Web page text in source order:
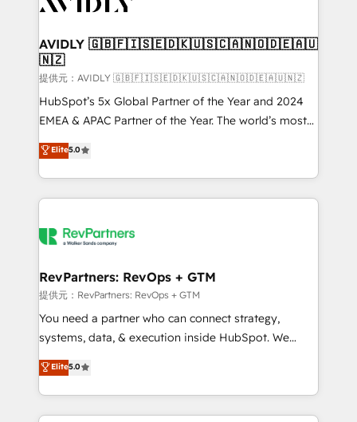
AVIDLY 🇬🇧🇫🇮🇸🇪🇩🇰🇺🇸🇨🇦🇳🇴🇩🇪🇦🇺
🇳🇿
提供元：AVIDLY 🇬🇧🇫🇮🇸🇪🇩🇰🇺🇸🇨🇦🇳🇴🇩🇪🇦🇺🇳🇿
HubSpot’s 5x Global Partner of the Year and 2024
EMEA & APAC Partner of the Year. The world’s most
experienced and fully accredited HubSpot Solutions
Partner. 🚀 With 2,750+ HubSpot projects delivered
and 370+ specialists across EMEA, APAC and NAM,
we de-risk complex CRM programmes and
multi-region migrations to AI-powered automation,
scale. 🏆 HubSpot’s CEO called us “the partner of the
future.” Others agree it is proof of trust built through
measurable impact.
Elite5.0
RevPartners: RevOps + GTM
提供元：RevPartners: RevOps + GTM
You need a partner who can connect strategy,
systems, data, & execution inside HubSpot. We
bridge the gap where most agencies fall short by
combining GTM strategy with technical execution to
solve the right problem with the right solution. As the
only firm in the world to hold Elite Partner
Elite5.0